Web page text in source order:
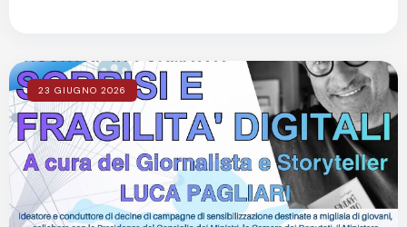
23 GIUGNO 2026